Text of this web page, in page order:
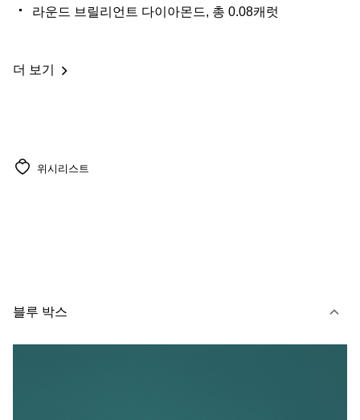
라운드 브릴리언트 다이아몬드, 총 0.08캐럿
더 보기
위시리스트
블루 박스